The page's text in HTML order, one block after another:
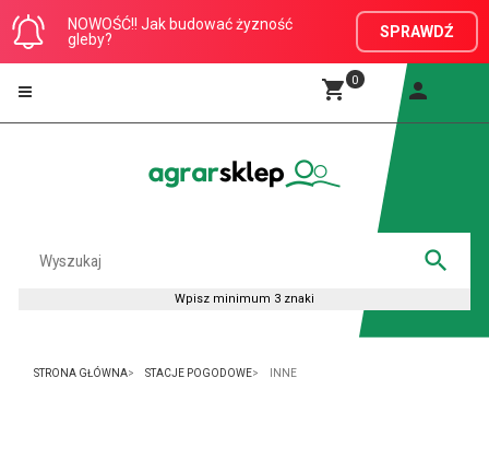
NOWOŚĆ!! Jak budować żyzność
gleby?
SPRAWDŹ
0
STRONA GŁÓWNA STACJE POGODOWE INNE